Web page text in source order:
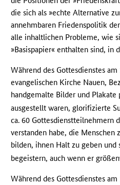
die sich als »echte Alternative
annehmbaren Friedenspolitik der
alle inhaltlichen Probleme, wie
»Basispapier« enthalten sind, in
Während des Gottesdienstes
evangelischen Kirche Nauen,
handgemalte Bilder und
ausgestellt waren, glorifizierte
ca. 60 Gottesdienstteilnehmern
verstanden habe, die Menschen
bilden, ihnen Halt zu geben und
begeistern, auch wenn er
Während des Gottesdienstes